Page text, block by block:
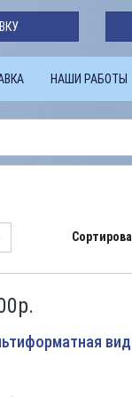
НАШИ РАБОТЫ
р.